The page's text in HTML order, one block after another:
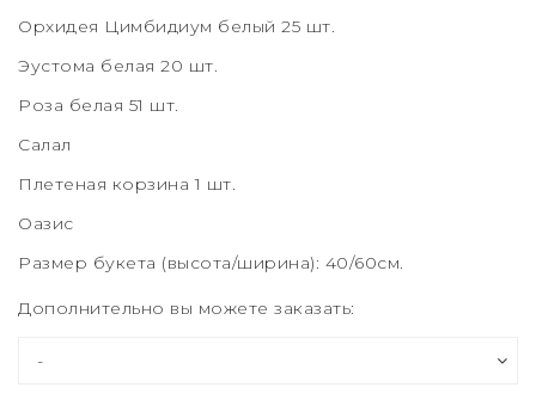
Орхидея Цимбидиум белый 25 шт.
Эустома белая 20 шт.
Роза белая 51 шт.
Салал
Плетеная корзина 1 шт.
Оазис
Размер букета (высота/ширина): 40/60см.
Дополнительно вы можете заказать:
Букет из 301 розы
Розы XXL